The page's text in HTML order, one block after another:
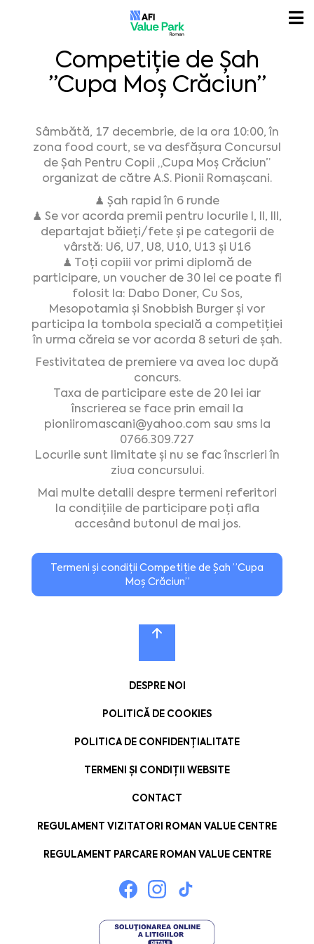
Competiție de Șah
”Cupa Moș Crăciun”
Sâmbătă, 17 decembrie, de la ora 10:00, în
zona food court, se va desfășura Concursul
de Șah Pentru Copii „Cupa Moș Crăciun”
organizat de către A.S. Pionii Romașcani.
♟ Șah rapid în 6 runde
♟ Se vor acorda premii pentru locurile I, II, III,
departajat băieți/fete și pe categorii de
vârstă: U6, U7, U8, U10, U13 și U16
♟ Toți copiii vor primi diplomă de
participare, un voucher de 30 lei ce poate fi
folosit la: Dabo Doner, Cu Sos,
Mesopotamia și Snobbish Burger și vor
participa la tombola specială a competiției
în urma căreia se vor acorda 8 seturi de șah.
Festivitatea de premiere va avea loc după
concurs.
Taxa de participare este de 20 lei iar
înscrierea se face prin email la
pioniiromascani@yahoo.com sau sms la
0766.309.727
Locurile sunt limitate și nu se fac înscrieri în
ziua concursului.
Mai multe detalii despre termeni referitori
la condițiile de participare poți afla
accesând butonul de mai jos.
Termeni și condiții Competiție de Șah ”Cupa
Moș Crăciun”
DESPRE NOI
POLITICĂ DE COOKIES
POLITICA DE CONFIDENȚIALITATE
TERMENI ȘI CONDIȚII WEBSITE
CONTACT
REGULAMENT VIZITATORI ROMAN VALUE CENTRE
REGULAMENT PARCARE ROMAN VALUE CENTRE